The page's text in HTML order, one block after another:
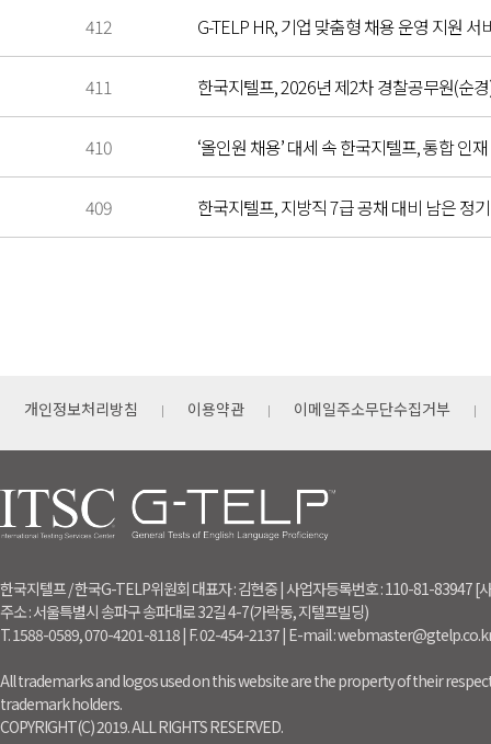
412 G-TELP HR, 기업 맞춤형 채용 운영 지원 서
411 한국지텔프, 2026년 제2차 경찰공무원(순
410 ‘올인원 채용’ 대세 속 한국지텔프, 통합 인
409 한국지텔프, 지방직 7급 공채 대비 남은 정
개인정보처리방침 이용약관 이메일주소무단수집거부
한국지텔프 / 한국G-TELP위원회 대표자 : 김현중 | 사업자등록번호 : 110-81-83947
주소 : 서울특별시 송파구 송파대로 32길 4-7(가락동, 지텔프빌딩)
T. 1588-0589, 070-4201-8118 | F. 02-454-2137 | E-mail :
All trademarks and logos used on this website are the property of their
trademark holders.
COPYRIGHT(C) 2019. ALL RIGHTS RESERVED.